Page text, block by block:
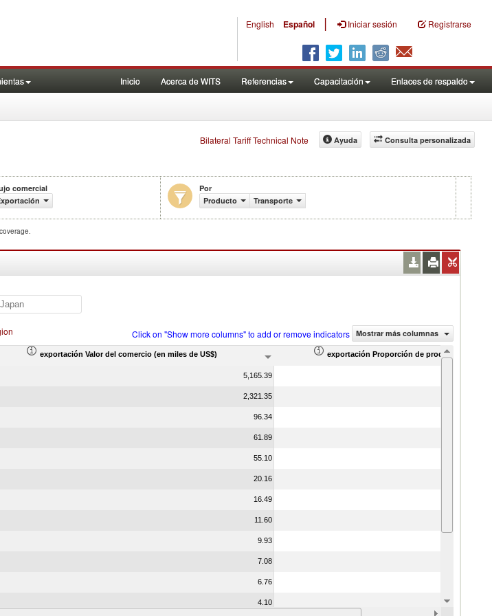
English Español | Iniciar sesión Registrarse
Inicio Acerca de WITS Referencias Capacitación Enlaces de respaldo
Bilateral Tariff Technical Note Consulta personalizada
Ayuda
comercial
Por
Producto
Transporte
Click on "Show more columns" to add or remove indicators Mostrar más columnas
exportación Valor del comercio (en miles de US$) exportación Proporción de productos (%)
5,165.39
2,321.35
96.34
61.89
55.10
20.16
16.49
11.60
9.93
7.08
6.76
4.10